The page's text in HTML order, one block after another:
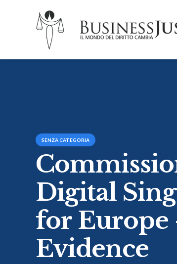
SENZA CATEGORIA
Digital
for Europe
Evidence